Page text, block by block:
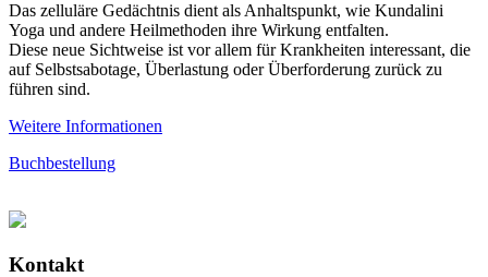
Das zelluläre Gedächtnis dient als Anhaltspunkt, wie Kundalini
Yoga und andere Heilmethoden ihre Wirkung entfalten.
Diese neue Sichtweise ist vor allem für Krankheiten interessant, die
auf Selbstsabotage, Überlastung oder Überforderung zurück zu
führen sind.
Weitere Informationen
Buchbestellung
Kontakt